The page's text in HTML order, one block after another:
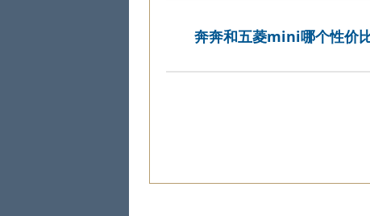
奔奔和五菱mini哪个性价